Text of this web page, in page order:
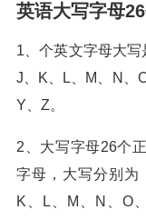
英语大写字母
1、个英文字母大写
J、K、L、M、N、
Y、Z。
2、大写字母26个
字母，大写分别为
K、L、M、N、O